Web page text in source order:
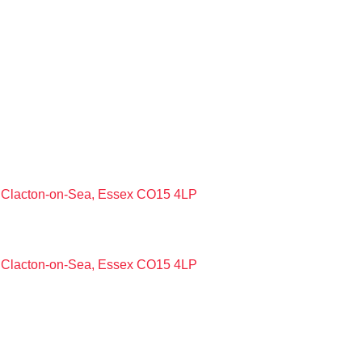
Clacton-on-Sea, Essex CO15 4LP
Clacton-on-Sea, Essex CO15 4LP